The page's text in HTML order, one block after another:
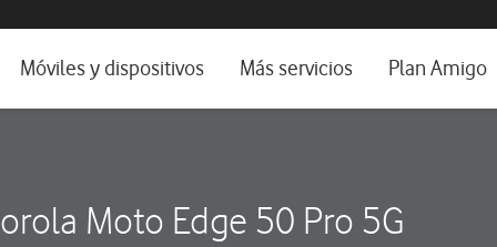
e idioma
Móviles y dispositivos
Ver todos
Más servicios Plan Amigo
Moto Edge 50 Pro 5G